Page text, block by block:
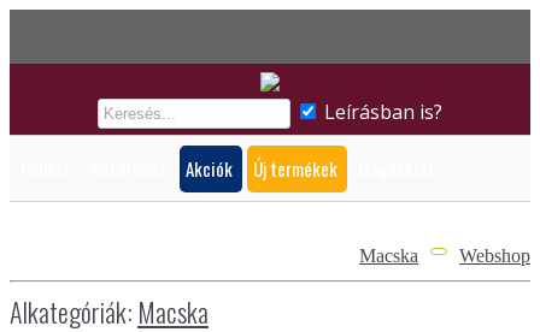
Leírásban is?
Akciók Új termékek
Webshop
Macska
Alkategóriák: Macska